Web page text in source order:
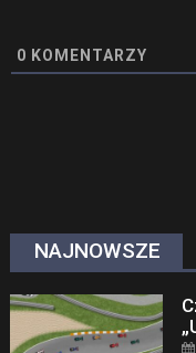
0 KOMENTARZY
NAJNOWSZE